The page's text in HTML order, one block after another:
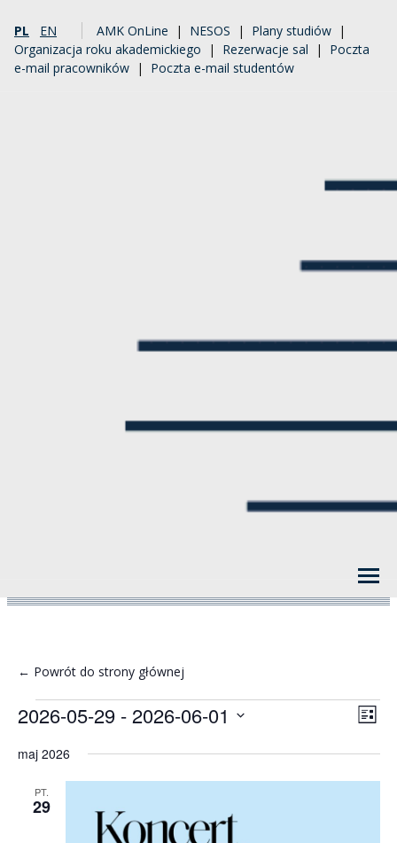
PL EN AMK OnLine | NESOS | Plany studiów |
Organizacja roku akademickiego | Rezerwacje sal | Poczta
e-mail pracowników | Poczta e-mail studentów
← Powrót do strony głównej
Wydarzenia Lista
2026-05-29 - 2026-06-01
datę.
maj 2026
PT.
29